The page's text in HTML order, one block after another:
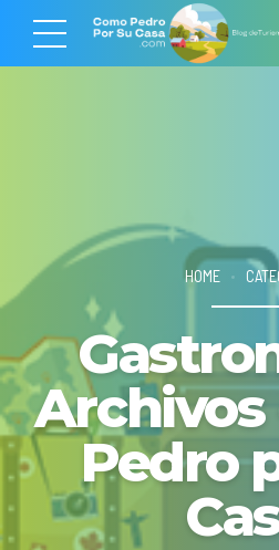
HOME
Archivos
Pedro